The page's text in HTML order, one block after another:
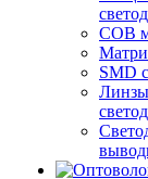
COB
SMD